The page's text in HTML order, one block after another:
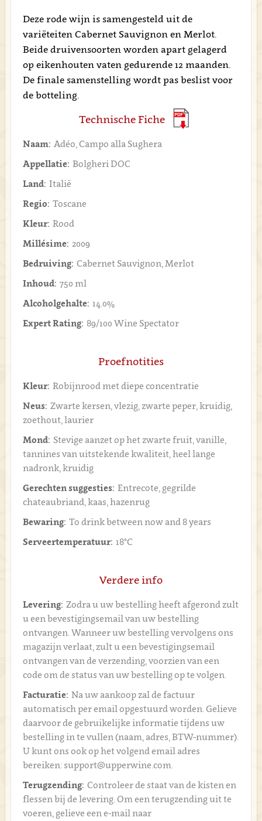
Deze rode wijn is samengesteld uit de
variëteiten Cabernet Sauvignon en Merlot.
Beide druivensoorten worden apart gelagerd
op eikenhouten vaten gedurende 12 maanden.
De finale samenstelling wordt pas beslist voor
de botteling.
Technische Fiche
Naam: Adéo, Campo alla Sughera
Appellatie: Bolgheri DOC
Land: Italië
Regio: Toscane
Kleur: Rood
Millésime: 2009
Bedruiving: Cabernet Sauvignon, Merlot
Inhoud: 750 ml
Alcoholgehalte: 14.0%
Expert Rating: 89/100 Wine Spectator
Proefnotities
Kleur: Robijnrood met diepe concentratie
Neus: Zwarte kersen, vlezig, zwarte peper, kruidig,
zoethout, laurier
Mond: Stevige aanzet op het zwarte fruit, vanille,
tannines van uitstekende kwaliteit, heel lange
nadronk, kruidig
Gerechten suggesties: Entrecote, gegrilde
chateaubriand, kaas, hazenrug
Bewaring: To drink between now and 8 years
Serveertemperatuur: 18°C
Verdere info
Levering: Zodra u uw bestelling heeft afgerond zult
u een bevestigingsemail van uw bestelling
ontvangen. Wanneer uw bestelling vervolgens ons
magazijn verlaat, zult u een bevestigingsemail
ontvangen van de verzending, voorzien van een
code om de status van uw bestelling op te volgen.
Facturatie: Na uw aankoop zal de factuur
automatisch per email opgestuurd worden. Gelieve
daarvoor de gebruikelijke informatie tijdens uw
bestelling in te vullen (naam, adres, BTW-nummer).
U kunt ons ook op het volgend email adres
bereiken: support@upperwine.com.
Terugzending: Controleer de staat van de kisten en
flessen bij de levering. Om een terugzending uit te
voeren, gelieve een e-mail naar